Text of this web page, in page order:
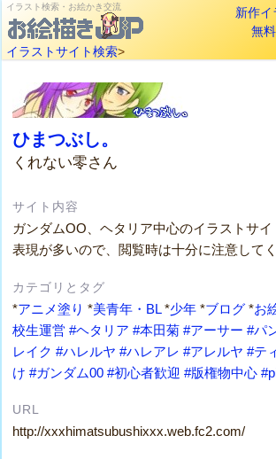
イラスト検索・お絵かき交流 新作イ
無
イラストサイト検索>
ひまつぶし。
くれない零さん
サイト内容
ガンダムOO、ヘタリア中心のイラストサ
表現が多いので、閲覧時は十分に注意してく
カテゴリとタグ
*アニメ塗り *美青年・BL*少年 *ブログ *お
校生運営 #ヘタリア #本田菊 #アーサー #パ
レイク #ハレルヤ #ハレアレ #アレルヤ #テ
け #ガンダム00 #初心者歓迎 #版権物中心
URL
http://xxxhimatsubushixxx.web.fc2.com/